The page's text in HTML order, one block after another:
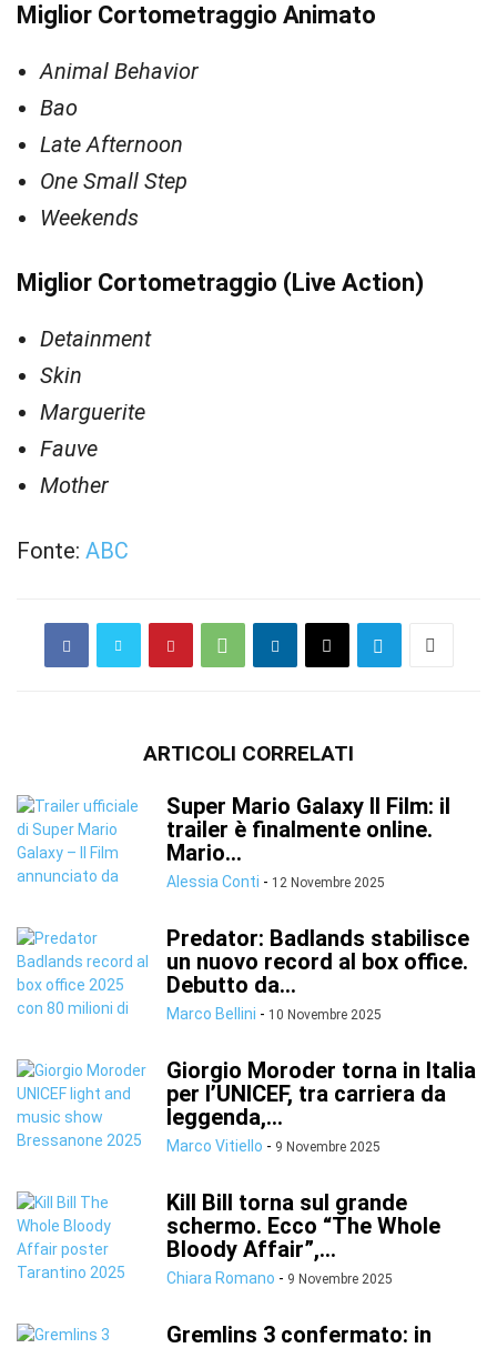
Miglior Cortometraggio Animato
Animal Behavior
Bao
Late Afternoon
One Small Step
Weekends
Miglior Cortometraggio (Live Action)
Detainment
Skin
Marguerite
Fauve
Mother
Fonte: ABC
ARTICOLI CORRELATI
Super Mario Galaxy Il Film: il
trailer è finalmente online.
Mario...
Alessia Conti - 12 Novembre 2025
Predator: Badlands stabilisce
un nuovo record al box office.
Debutto da...
Marco Bellini - 10 Novembre 2025
Giorgio Moroder torna in Italia
per l’UNICEF, tra carriera da
leggenda,...
Marco Vitiello - 9 Novembre 2025
Kill Bill torna sul grande
schermo. Ecco “The Whole
Bloody Affair”,...
Chiara Romano - 9 Novembre 2025
Gremlins 3 confermato: in